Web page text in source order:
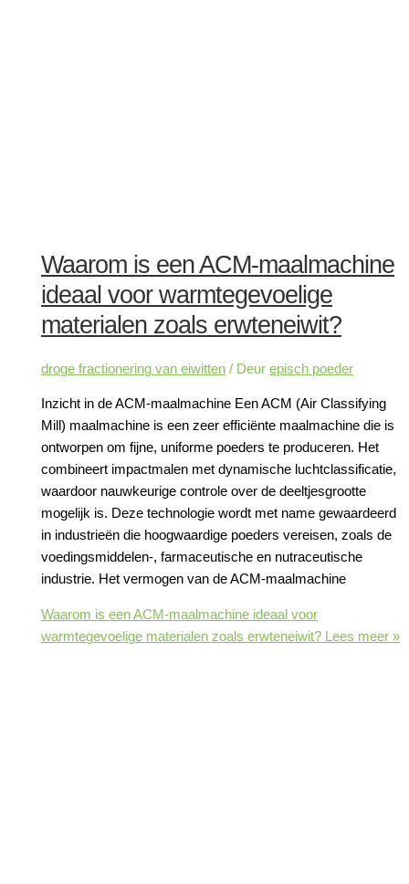
Waarom is een ACM-maalmachine
ideaal voor warmtegevoelige
materialen zoals erwteneiwit?
droge fractionering van eiwitten / Deurepisch poeder
Inzicht in de ACM-maalmachine Een ACM (Air Classifying
Mill) maalmachine is een zeer efficiënte maalmachine die is
ontworpen om fijne, uniforme poeders te produceren. Het
combineert impactmalen met dynamische luchtclassificatie,
waardoor nauwkeurige controle over de deeltjesgrootte
mogelijk is. Deze technologie wordt met name gewaardeerd
in industrieën die hoogwaardige poeders vereisen, zoals de
voedingsmiddelen-, farmaceutische en nutraceutische
industrie. Het vermogen van de ACM-maalmachine
Waarom is een ACM-maalmachine ideaal voor
warmtegevoelige materialen zoals erwteneiwit? Lees meer »